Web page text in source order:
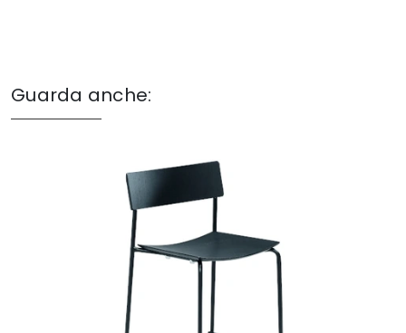
Guarda anche: